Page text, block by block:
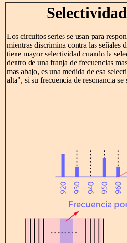
Los circuitos series se usan para
mientras discrimina contra las señales
tiene mayor selectividad cuando la
dentro de una franja de frecuencias
mas abajo, es una medida de esa
alta", si su frecuencia de resonancia se